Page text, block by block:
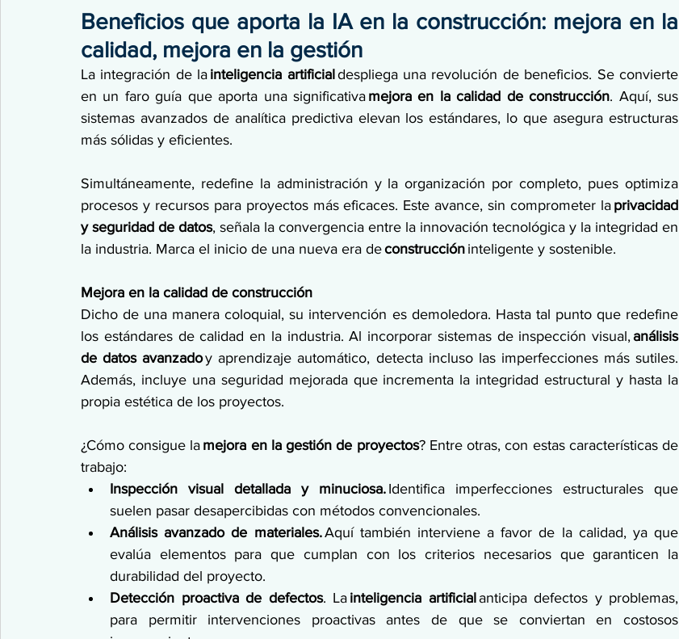
Beneficios que aporta la IA en la construcción: mejora en la
calidad, mejora en la gestión
La integración de la inteligencia artificial despliega una revolución de beneficios. Se convierte
en un faro guía que aporta una significativa mejora en la calidad de construcción. Aquí, sus
sistemas avanzados de analítica predictiva elevan los estándares, lo que asegura estructuras
más sólidas y eficientes.
Simultáneamente, redefine la administración y la organización por completo, pues optimiza
procesos y recursos para proyectos más eficaces. Este avance, sin comprometer la privacidad
y seguridad de datos, señala la convergencia entre la innovación tecnológica y la integridad en
la industria. Marca el inicio de una nueva era de construcción inteligente y sostenible.
Mejora en la calidad de construcción
Dicho de una manera coloquial, su intervención es demoledora. Hasta tal punto que redefine
los estándares de calidad en la industria. Al incorporar sistemas de inspección visual, análisis
de datos avanzado y aprendizaje automático, detecta incluso las imperfecciones más sutiles.
Además, incluye una seguridad mejorada que incrementa la integridad estructural y hasta la
propia estética de los proyectos.
¿Cómo consigue la mejora en la gestión de proyectos? Entre otras, con estas características de
trabajo:
Inspección visual detallada y minuciosa. Identifica imperfecciones estructurales que
suelen pasar desapercibidas con métodos convencionales.
Análisis avanzado de materiales. Aquí también interviene a favor de la calidad, ya que
evalúa elementos para que cumplan con los criterios necesarios que garanticen la
durabilidad del proyecto.
Detección proactiva de defectos. La inteligencia artificial anticipa defectos y problemas,
para permitir intervenciones proactivas antes de que se conviertan en costosos